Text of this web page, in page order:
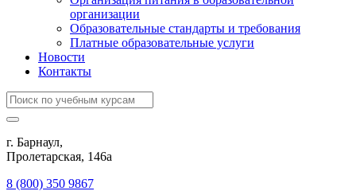
организации
Образовательные стандарты и требования
Платные образовательные услуги
Новости
Контакты
г. Барнаул,
​Пролетарская, 146а
8 (800) 350 9867